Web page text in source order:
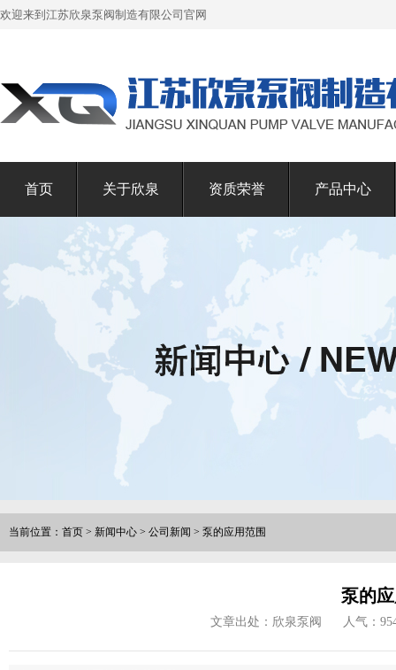
欢迎来到江苏欣泉泵阀制造有限公司官网
首页 关于欣泉 资质荣誉 产品中心
当前位置： 首页 > 新闻中心 > 公司新闻 > 泵的应用范围
泵的
文章出处：欣泉泵阀 人气：